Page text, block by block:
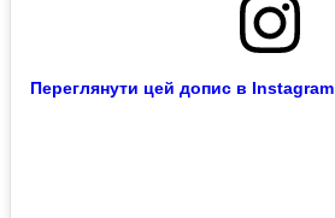
Переглянути цей допис в Instagram